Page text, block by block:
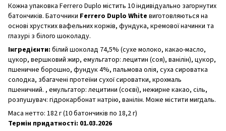
Кожна упаковка Ferrero Duplo містить 10 індивідуально загорнутих
батончиків. Баточники Ferrero Duplo White виготовляються на
основі хрустких вафельних коржів, фундука, кремової начинки та
глазурі з білого шоколаду.
Інгредієнти: білий шоколад 74,5% (сухе молоко, какао-масло,
цукор, вершковий жир, емульгатор: лецитин (соя), ванілін), цукор,
пшеничне борошно, фундук 4%, пальмова олія, суха сироватка
солодка, збагачені протеїни сухої сироватки, крохмаль
пшеничний. , емульгатор: лецитини (соєві), нежирне какао, сіль,
розпушувач: гідрокарбонат натрію, ванілін. Може містити мигдаль.
Маса нетто: 182 г (10 батончиків по 18,2 г)
Термін придатності: 01.03.2026